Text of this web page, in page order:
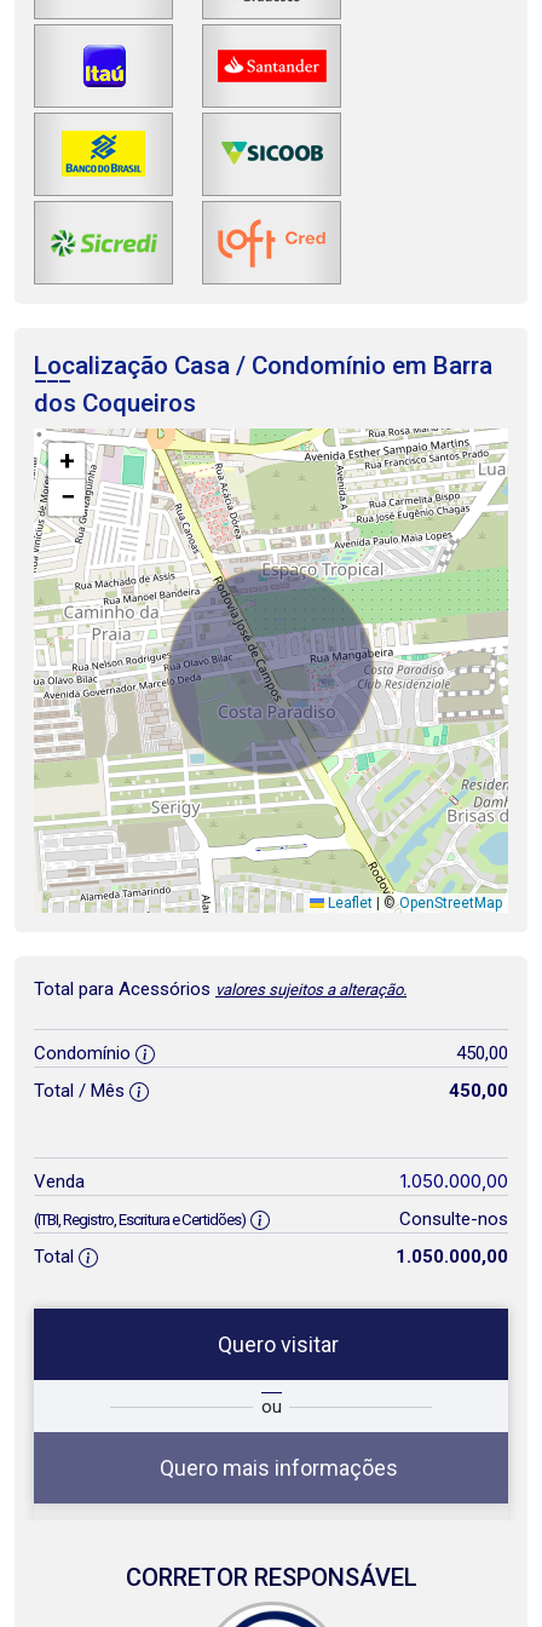
Localização Casa / Condomínio em Barra
dos Coqueiros
+
−
Leaflet ©OpenStreetMap
Total para Acessórios valores sujeitos a alteração.
Condomínio
450,00
Total / Mês
450,00
Venda 1.050.000,00
(ITBI, Registro, Escritura e Certidões)
Consulte-nos
Total
1.050.000,00
Quero visitar
ou
Quero mais informações
Qual o melhor dia e horário para
você?
CORRETOR RESPONSÁVEL